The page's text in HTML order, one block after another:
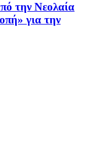
την Νεολαία
για την